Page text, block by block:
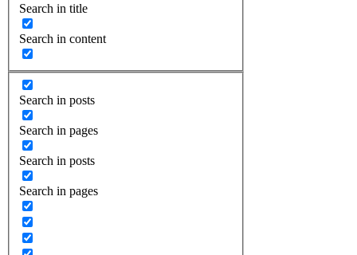
Search in title
Search in content
Search in posts
Search in pages
Search in posts
Search in pages